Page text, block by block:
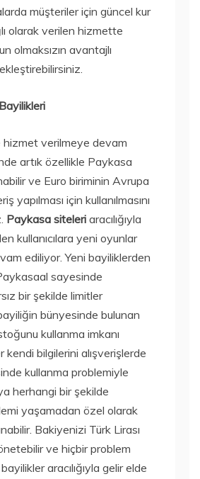
müşteriler için güncel kur
olarak verilen hizmette
olmaksızın avantajlı
hizmet verilmeye devam
artık özellikle Paykasa
ve Euro biriminin Avrupa
yapılması için kullanılmasını
Paykasa siteleri aracılığıyla
kullanıcılara yeni oyunlar
ediliyor. Yeni bayiliklerden
sayesinde
bir şekilde limitler
bünyesinde bulunan
kullanma imkanı
kendi bilgilerini alışverişlerde
kullanma problemiyle
herhangi bir şekilde
yaşamadan özel olarak
Bakiyenizi Türk Lirası
ve hiçbir problem
aracılığıyla gelir elde